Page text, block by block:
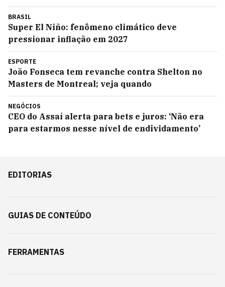
BRASIL
Super El Niño: fenômeno climático deve
pressionar inflação em 2027
ESPORTE
João Fonseca tem revanche contra Shelton no
Masters de Montreal; veja quando
NEGÓCIOS
CEO do Assaí alerta para bets e juros: ‘Não era
para estarmos nesse nível de endividamento’
EDITORIAS
GUIAS DE CONTEÚDO
FERRAMENTAS